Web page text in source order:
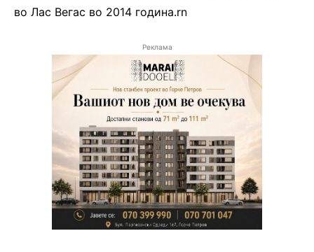
во Лас Вегас во 2014 година.rn
Реклама